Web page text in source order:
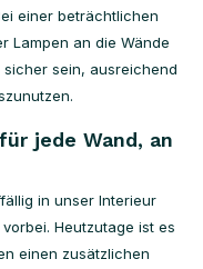
einer beträchtlichen
Lampen an die Wände
sicher sein, ausreichend
jede Wand, an
in unser Interieur
Heutzutage ist es
einen zusätzlichen